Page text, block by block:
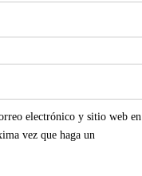
electrónico y sitio web en
vez que haga un